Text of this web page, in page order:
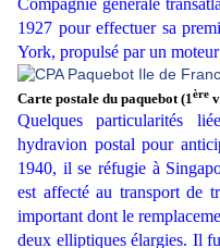
Compagnie générale
1927 pour effectuer sa
York, propulsé par un
Carte postale du paquebot (1ère
Quelques particularités
hydravion postal pour
1940, il se réfugie à
est affecté au transport de
important dont le
deux elliptiques élargies. Il